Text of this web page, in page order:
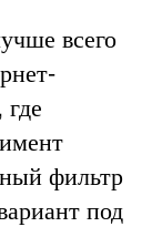
всего
фильтр
под